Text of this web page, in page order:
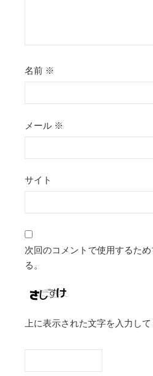
名前 ※
メール ※
サイト
次回のコメントで使用するた
る。
上に表示された文字を入力して